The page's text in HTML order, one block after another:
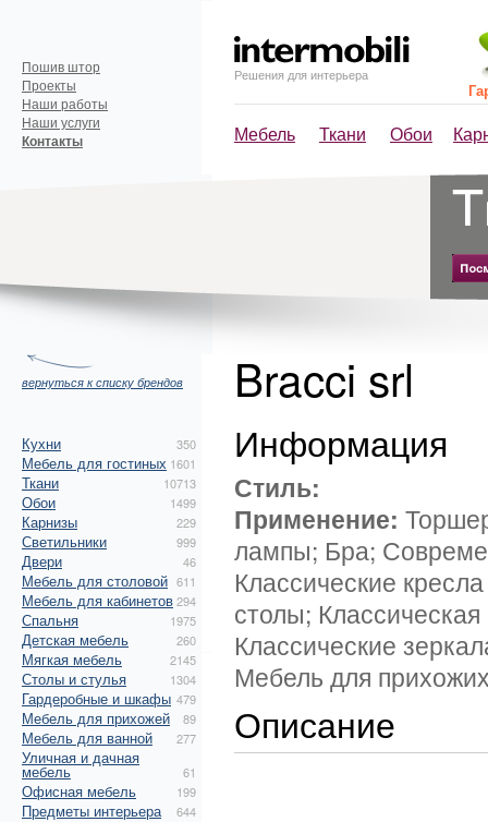
Решения для интерьера
Мебель Ткани Обои
Пошив штор
Проекты
Наши работы
Наши услуги
Контакты
вернуться к списку брендов
Кухни 350
Мебель для гостиных 1601
Ткани 10713
Обои 1499
Карнизы 229
Светильники 999
Двери 46
Мебель для столовой 611
Мебель для кабинетов294
Спальня 1975
Детская мебель 260
Мягкая мебель 2145
Столы и стулья 1304
Гардеробные и шкафы 479
Мебель для прихожей 89
Мебель для ванной 277
Уличная и дачная
мебель 61
Офисная мебель 199
Предметы интерьера 644
Bracci srl
Информация
Стиль:
Применение:
лампы; Бра;
Классические
столы;
Классические
Мебель для
Описание